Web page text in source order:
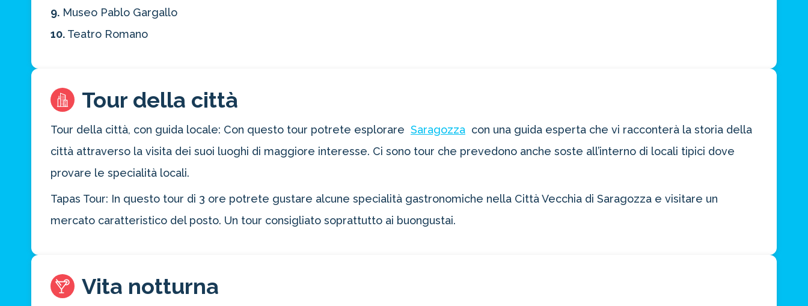
9. Museo Pablo Gargallo
10. Teatro Romano
Tour della città
Tour della città, con guida locale: Con questo tour potrete esplorare Saragozza con una guida esperta che vi racconterà la storia della
città attraverso la visita dei suoi luoghi di maggiore interesse. Ci sono tour che prevedono anche soste all’interno di locali tipici dove
provare le specialità locali.
Tapas Tour: In questo tour di 3 ore potrete gustare alcune specialità gastronomiche nella Città Vecchia di Saragozza e visitare un
mercato caratteristico del posto. Un tour consigliato soprattutto ai buongustai.
Vita notturna